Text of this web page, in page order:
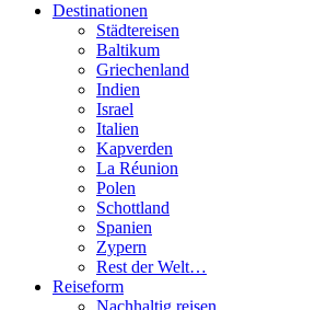
Destinationen
Städtereisen
Baltikum
Griechenland
Indien
Israel
Italien
Kapverden
La Réunion
Polen
Schottland
Spanien
Zypern
Rest der Welt…
Reiseform